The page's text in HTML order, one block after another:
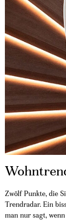
Zwölf Punkte, die
Trendradar. Ein
man nur sagt,